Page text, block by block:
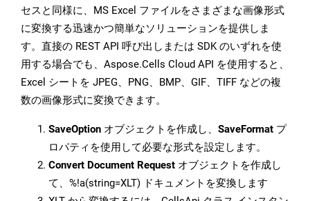
セスと同様に、MS Excel ファイルをさまざまな画像形式
に変換する迅速かつ簡単なソリューションを提供しま
す。直接の REST API 呼び出しまたは SDK のいずれを使
用する場合でも、Aspose.Cells Cloud API を使用すると、
Excel シートを JPEG、PNG、BMP、GIF、TIFF などの複
数の画像形式に変換できます。
SaveOption オブジェクトを作成し、 SaveFormat プ
ロパティを使用して必要な形式を設定します。
Convert Document Request オブジェクトを作成し
て、%!a(string=XLT) ドキュメントを変換します